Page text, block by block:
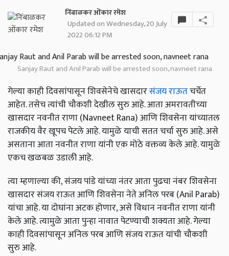
निंबाळकर ओंकार रमेश
Updated on Wednesday, 20 July
2022 06:12 PM
Sanjay Raut and Anil Parab will be arrested soon, navneet rana
गेल्या काही दिवसांपासून शिवसेनेचे खासदारसंजय राऊतचर्चेत
आहेत. तसेच त्यांची चौकशी देखील सुरु आहे. आता अमरावतीच्या
खासदार नवनीत राणा (Navneet Rana) आणि शिवसेना यांच्यातल
राजकीय वैर खूपच पेटले आहे. यामुळे याची सतत चर्चा सुरु आहे. असे
असताना आता नवनीत राणा यांनी एक मोठे वक्तव्य केले आहे. यामुळे
एकच खळबळ उडाली आहे.
त्या म्हणाल्या की, संजय पांडे यांच्या नंतर आता पुढचा नंबर शिवसेना
खासदार संजय राऊत आणि शिवसेना नेते अनिल परब (Anil Parab)
यांचा आहे. या दोघांना अटक होणार, असे विधान नवनीत राणा यांनी
केले आहे. त्यामुळे आता पुन्हा नावात पेटण्याची शक्यता आहे. गेल्या
काही दिवसांपासून अनिल परब आणि संजय राऊत यांची चौकशी
सुरु आहे.